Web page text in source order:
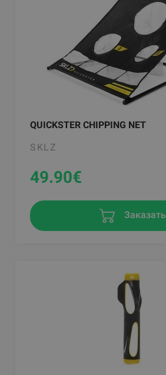
QUICKSTER CHIPPING NET
SKLZ
49.90€
Заказать